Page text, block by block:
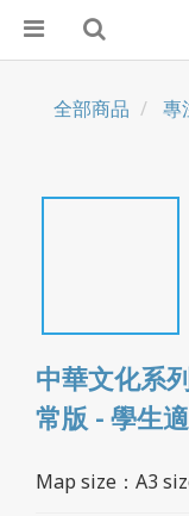
全部商品 專
中華文化系
常版 - 學生
Map size：A3